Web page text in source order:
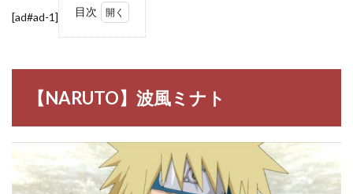
[ad#ad-1] 目次
波風
ト
（な
みか
ぜ ミ
ナ
【NARUTO】波風ミナト